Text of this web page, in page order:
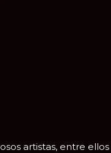
artistas, entre ellos